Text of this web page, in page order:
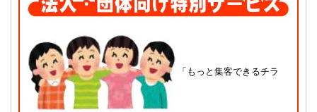
「もっと集客できるチラ